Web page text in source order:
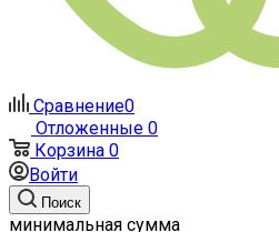
Сравнение0
Отложенные 0
Корзина 0
Войти
Поиск
минимальная сумма